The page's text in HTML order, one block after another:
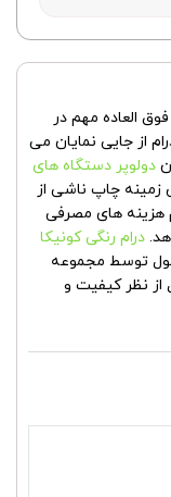
مصرفی و فوق العاده مهم در
از جایی نمایان می
دولوپر دستگاه های
زمینه چاپ ناشی از
هزینه های مصرفی
درام رنگی کونیکا
توسط مجموعه
نظر کیفیت و